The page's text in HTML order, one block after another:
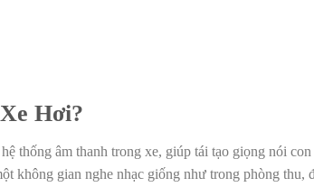
Hơi?
thống âm thanh trong xe, giúp tái tạo giọng nói con
không gian nghe nhạc giống như trong phòng thu,